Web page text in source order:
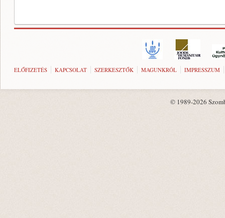
ELŐFIZETÉS KAPCSOLAT SZERKESZTŐK MAGUNKRÓL IMPRESSZUM
© 1989-2026